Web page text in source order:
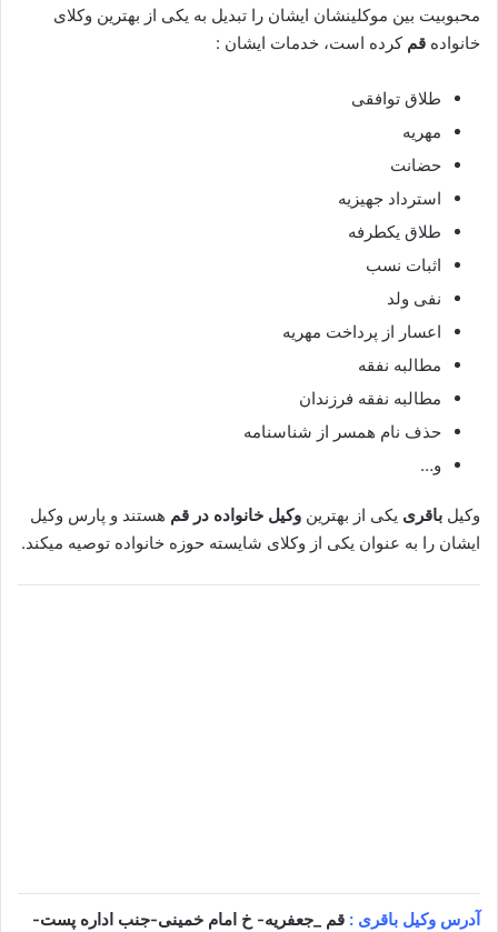
محبوبیت بین موکلینشان ایشان را تبدیل به یکی از بهترین وکلای
خانواده قم کرده است، خدمات ایشان :
طلاق توافقی
مهریه
حضانت
استرداد جهیزیه
طلاق یکطرفه
اثبات نسب
نفی ولد
اعسار از پرداخت مهریه
مطالبه نفقه
مطالبه نفقه فرزندان
حذف نام همسر از شناسنامه
و…
وکیل باقری یکی از بهترین وکیل خانواده در قم هستند و پارس وکیل
ایشان را به عنوان یکی از وکلای شایسته حوزه خانواده توصیه میکند.
آدرس وکیل باقری : قم _جعفریه- خ امام خمینی-جنب اداره پست-